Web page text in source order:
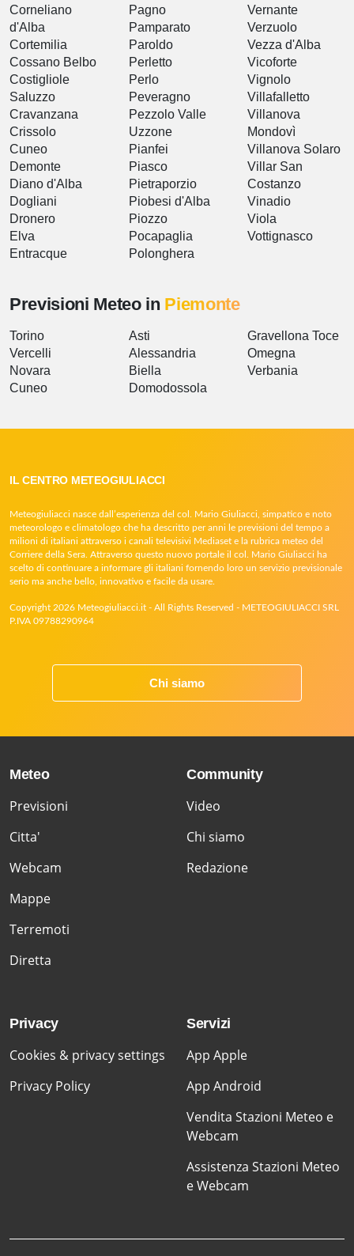
Corneliano
d'Alba
Cortemilia
Cossano Belbo
Costigliole
Saluzzo
Cravanzana
Crissolo
Cuneo
Demonte
Diano d'Alba
Dogliani
Dronero
Elva
Entracque
Pagno
Pamparato
Paroldo
Perletto
Perlo
Peveragno
Pezzolo Valle
Uzzone
Pianfei
Piasco
Pietraporzio
Piobesi d'Alba
Piozzo
Pocapaglia
Polonghera
Vernante
Verzuolo
Vezza d'Alba
Vicoforte
Vignolo
Villafalletto
Villanova
Mondovì
Villanova Solaro
Villar San
Costanzo
Vinadio
Viola
Vottignasco
Previsioni Meteo in Piemonte
Torino
Vercelli
Novara
Cuneo
Asti
Alessandria
Biella
Domodossola
Gravellona Toce
Omegna
Verbania
IL CENTRO METEOGIULIACCI
Meteogiuliacci nasce dall’esperienza del col. Mario Giuliacci, simpatico e noto
meteorologo e climatologo che ha descritto per anni le previsioni del tempo a
milioni di italiani attraverso i canali televisivi Mediaset e la rubrica meteo del
Corriere della Sera. Attraverso questo nuovo portale il col. Mario Giuliacci ha
scelto di continuare a informare gli italiani fornendo loro un servizio previsionale
serio ma anche bello, innovativo e facile da usare.
Copyright 2026 Meteogiuliacci.it - All Rights Reserved - METEOGIULIACCI SRL
P.IVA 09788290964
Chi siamo
Meteo
Previsioni
Citta'
Webcam
Mappe
Terremoti
Diretta
Community
Video
Chi siamo
Redazione
Privacy
Cookies & privacy settings
Privacy Policy
Servizi
App Apple
App Android
Vendita Stazioni Meteo e
Webcam
Assistenza Stazioni Meteo
e Webcam